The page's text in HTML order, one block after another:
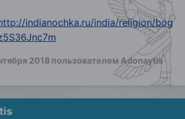
indianochka.ru/india/religion/bog
2018 пользователем Adonaytis